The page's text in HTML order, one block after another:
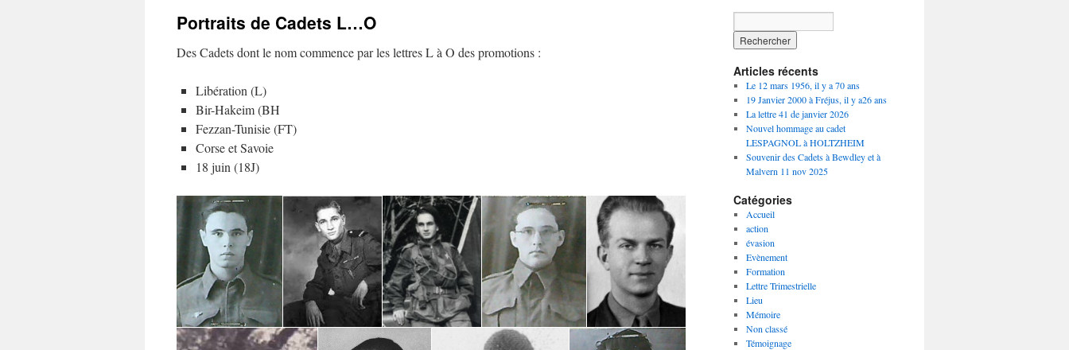
contenu
Portraits de Cadets L…O
Des Cadets dont le nom commence par les lettres L à O des promotions :
Libération (L)
Bir-Hakeim (BH
Fezzan-Tunisie (FT)
Corse et Savoie
18 juin (18J)
Articles récents
Le 12 mars 1956, il y a 70 ans
19 Janvier 2000 à Fréjus, il y a26 ans
La lettre 41 de janvier 2026
Nouvel hommage au cadet
LESPAGNOL à HOLTZHEIM
Souvenir des Cadets à Bewdley et à
Malvern 11 nov 2025
Catégories
Accueil
action
évasion
Evènement
Formation
Lettre Trimestrielle
Lieu
Mémoire
Non classé
Témoignage